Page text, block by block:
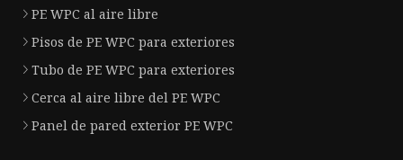
PE WPC al aire libre
Pisos de PE WPC para exteriores
Tubo de PE WPC para exteriores
Cerca al aire libre del PE WPC
Panel de pared exterior PE WPC